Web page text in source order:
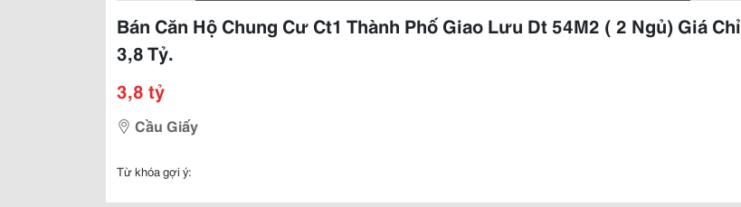
Bán Căn Hộ Chung Cư Ct1 Thành Phố Giao Lưu Dt 54M2 ( 2 Ngủ) Giá Chỉ
3,8 Tỷ.
3,8 tỷ
Cầu Giấy
Từ khóa gợi ý: